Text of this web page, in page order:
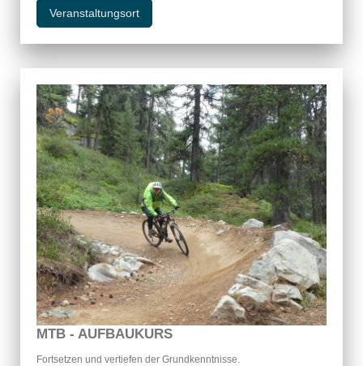
Veranstaltungsort
MTB - AUFBAUKURS
Fortsetzen und vertiefen der Grundkenntnisse.